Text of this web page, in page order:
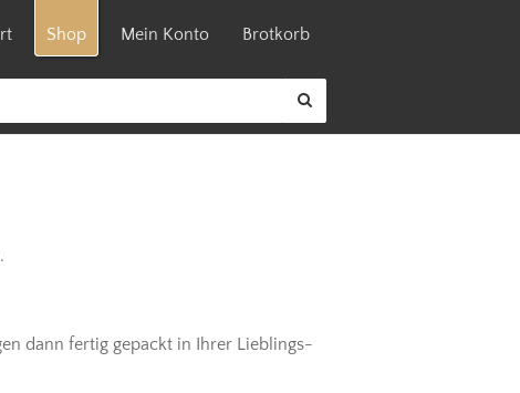
Shop Mein Konto Brotkorb
dann fertig gepackt in Ihrer Lieblings-